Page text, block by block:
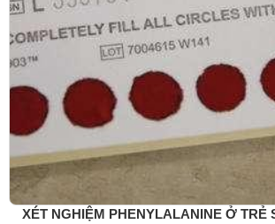
XÉT NGHIỆM PHENYLALANINE Ở TRẺ